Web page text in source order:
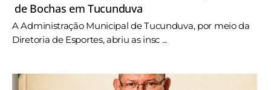
de Bochas em Tucunduva
A Administração Municipal de Tucunduva, por meio da
Diretoria de Esportes, abriu as insc ...